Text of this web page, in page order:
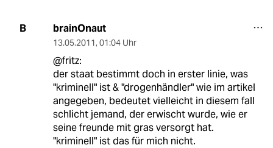
B brainOnaut
13.05.2011, 01:04 Uhr
@fritz:
der staat bestimmt doch in erster linie, was
"kriminell" ist & "drogenhändler" wie im artikel
angegeben, bedeutet vielleicht in diesem fall
schlicht jemand, der erwischt wurde, wie er
seine freunde mit gras versorgt hat.
"kriminell" ist das für mich nicht.